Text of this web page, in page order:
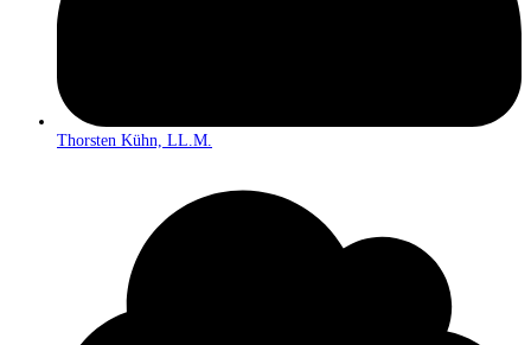
Thorsten Kühn, LL.M.